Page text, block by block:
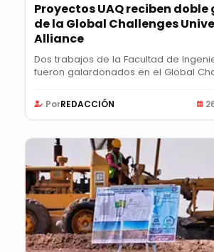
Proyectos UAQ reciben
de la Global Challenges
Alliance
Dos trabajos de la Facultad de
fueron galardonados en el Global
PorREDACCIÓN